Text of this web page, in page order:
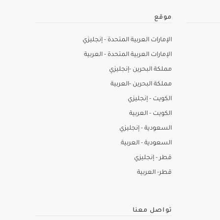
موقع
الإمارات العربية المتحدة - إنجليزي
الإمارات العربية المتحدة - العربية
مملكة البحرين -إنجليزي
مملكة البحرين -العربية
الكويت - إنجليزي
الكويت - العربية
السعودية - إنجليزي
السعودية - العربية
قطر - إنجليزي
قطر- العربية
تواصل معنا